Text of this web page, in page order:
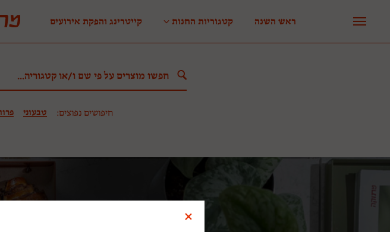
ראש השנה קטגוריות החנות קייטרינג והפקת אירועים
חיפושים נפוצים: טבעוני